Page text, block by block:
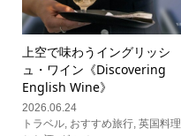
上空で味わうイングリッシ
ュ・ワイン《Discovering
English Wine》
2026.06.24
トラベル, おすすめ旅行, 英国料理